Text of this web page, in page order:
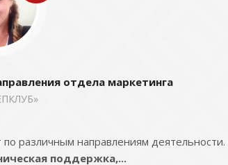
отдела маркетинга
различным направлениям деятельности.
поддержка,...